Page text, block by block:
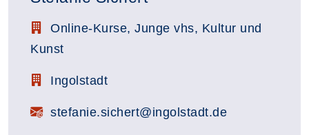
Stellenbezeichnung:
Online-Kurse, Junge vhs, Kultur und
Kunst
Zimmerbezeichnung:
Ingolstadt
E-Mail:stefanie.sichert@ingolstadt.de